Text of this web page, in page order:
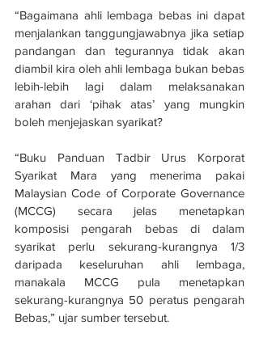
“Bagaimana ahli lembaga bebas ini dapat
menjalankan tanggungjawabnya jika setiap
pandangan dan tegurannya tidak akan
diambil kira oleh ahli lembaga bukan bebas
lebih-lebih lagi dalam melaksanakan
arahan dari ‘pihak atas’ yang mungkin
boleh menjejaskan syarikat?
“Buku Panduan Tadbir Urus Korporat
Syarikat Mara yang menerima pakai
Malaysian Code of Corporate Governance
(MCCG) secara jelas menetapkan
komposisi pengarah bebas di dalam
syarikat perlu sekurang-kurangnya 1/3
daripada keseluruhan ahli lembaga,
manakala MCCG pula menetapkan
sekurang-kurangnya 50 peratus pengarah
Bebas,” ujar sumber tersebut.